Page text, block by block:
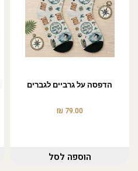
הדפסה על גרביים לגברים
79.00
₪
הוספה לסל